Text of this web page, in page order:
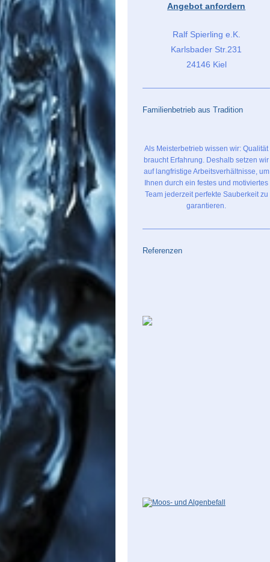
Angebot anfordern
Ralf Spierling e.K.
Karlsbader Str.231
24146 Kiel
Familienbetrieb aus Tradition
Als Meisterbetrieb wissen wir: Qualität
braucht Erfahrung. Deshalb setzen wir
auf langfristige Arbeitsverhältnisse, um
Ihnen durch ein festes und motiviertes
Team jederzeit perfekte Sauberkeit zu
garantieren.
Referenzen